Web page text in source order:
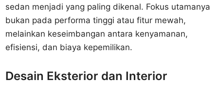
sedan menjadi yang paling dikenal. Fokus utamanya
bukan pada performa tinggi atau fitur mewah,
melainkan keseimbangan antara kenyamanan,
efisiensi, dan biaya kepemilikan.
Desain Eksterior dan Interior